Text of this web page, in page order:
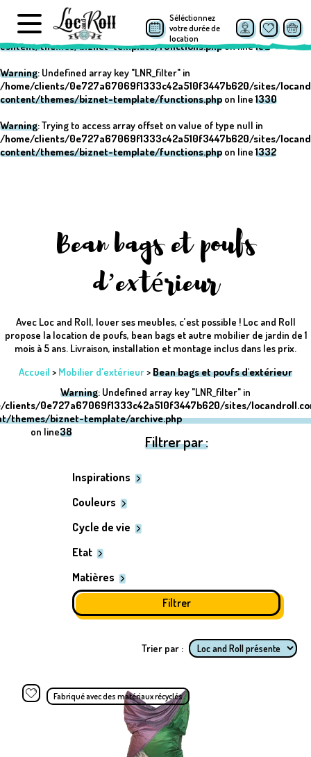
Warning: Undefined array key "post_type" in
/home/clients/0e727a67069f1333c42a510f3447b620/sites/
content/themes/biznet-template/functions.phpon line152
Warning: Undefined array key "LNR_filter" in
/home/clients/0e727a67069f1333c42a510f3447b620/sites/
content/themes/biznet-template/functions.php on line1330
Warning: Trying to access array offset on value of type null in
/home/clients/0e727a67069f1333c42a510f3447b620/sites/
content/themes/biznet-template/functions.php on line1332
Séléctionnez
votre durée de
location
Bean bags et poufs
d’extérieur
Avec Loc and Roll, louer ses meubles, c’est possible ! Loc and Roll
propose la location de poufs, bean bags et autre mobilier de jardin de 1
mois à 5 ans. Livraison, installation et montage inclus dans les prix.
Accueil > Mobilier d'extérieur>Bean bags et poufs d'extérieur
Warning: Undefined array key "LNR_filter" in
clients/0e727a67069f1333c42a510f3447b620/sites/
themes/biznet-template/archive.php
on line38
Filtrer par :
Inspirations
Couleurs
Cycle de vie
Etat
Matières
Trier par :
Fabriqué avec des matériaux récyclés